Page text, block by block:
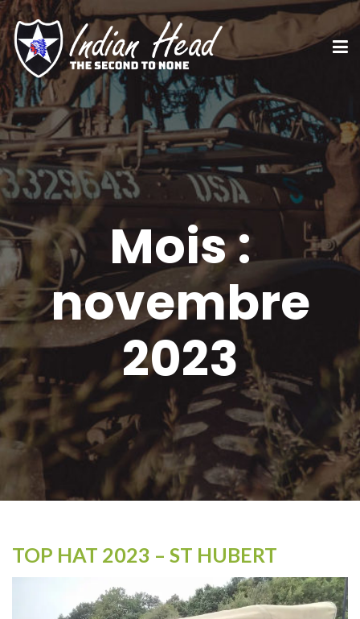
Mois :
novembre
2023
TOP HAT 2023 – ST HUBERT